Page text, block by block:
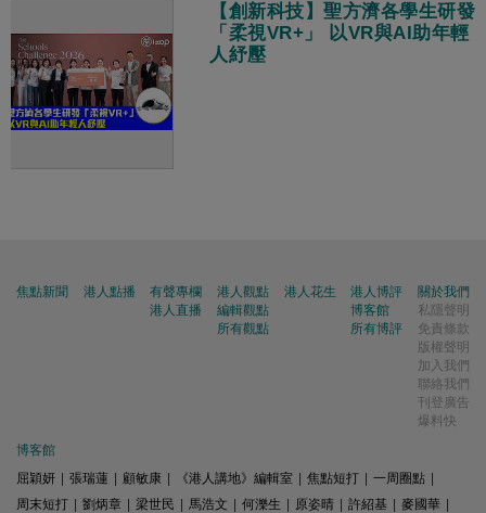
【創新科技】聖方濟各學生研發
「柔視VR+」 以VR與AI助年輕
人紓壓
焦點新聞 港人點播
有聲專欄
港人直播
港人觀點
編輯觀點
所有觀點
港人花生
港人博評
博客館
所有博評
關於我們
私隱聲明
免責條款
版權聲明
加入我們
聯絡我們
刊登廣告
爆料快
博客館
屈穎妍 | 張瑞蓮 | 顧敏康 | 《港人講地》編輯室 | 焦點短打 | 一周圈點 |
周末短打 | 劉炳章 | 梁世民 | 馬浩文 | 何濼生 | 原姿晴 | 許紹基 | 麥國華 |